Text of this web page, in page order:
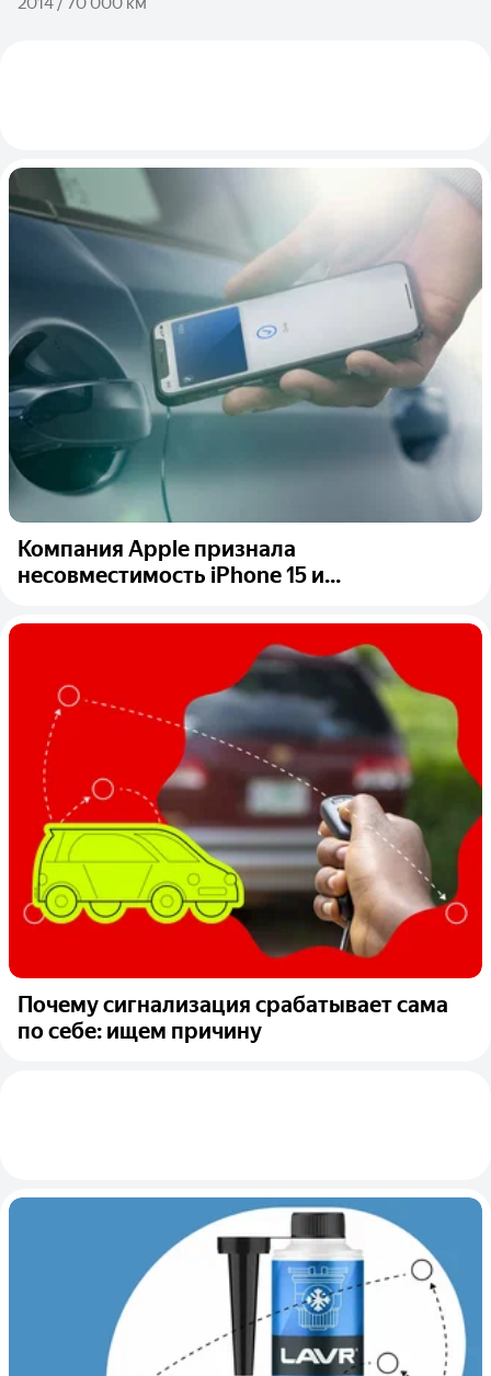
Компания Apple признала
несовместимость iPhone 15 и...
Почему сигнализация срабатывает сама
по себе: ищем причину